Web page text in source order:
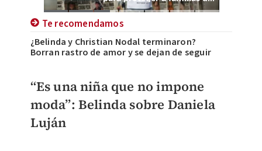
Te recomendamos
¿Belinda y Christian Nodal terminaron?
Borran rastro de amor y se dejan de seguir
“Es una niña que no impone
moda”: Belinda sobre Daniela
Luján